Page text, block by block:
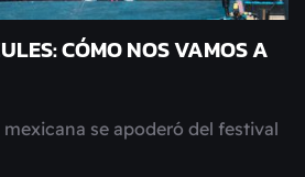
CÓMO NOS VAMOS A
se apoderó del festival